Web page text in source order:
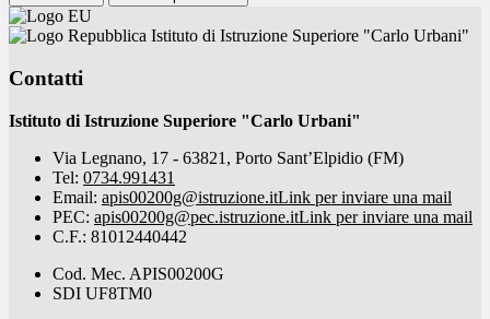
Istituto di Istruzione Superiore "Carlo Urbani"
Contatti
Istituto di Istruzione Superiore "Carlo Urbani"
Via Legnano, 17 - 63821, Porto Sant’Elpidio (FM)
Tel: 0734.991431
Email: apis00200g@istruzione.itLink per inviare una mail
PEC: apis00200g@pec.istruzione.itLink per inviare una mail
C.F.: 81012440442
Cod. Mec. APIS00200G
SDI UF8TM0